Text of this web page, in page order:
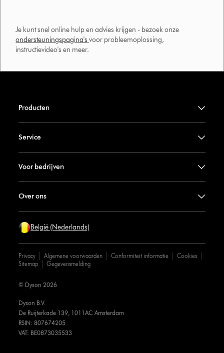
Je kunt snel online hulp en advies krijgen - bezoek onze
ondersteuningspagina's voor probleemoplossing,
instructievideo's en meer.
Producten
Service
Voor bedrijven
Over ons
België (Nederlands)
Privacy Algemene voorwaarden Conformiteit informatie
Cookies
Sitemap
Gegevensmelding
Dyson B.V.
De Ruijterkade 139, 1011AC Amsterdam
RSIN: 807674205
VAT: BE0873035533
© Dyson 2026